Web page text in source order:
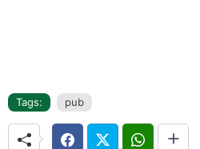
Tags: pub